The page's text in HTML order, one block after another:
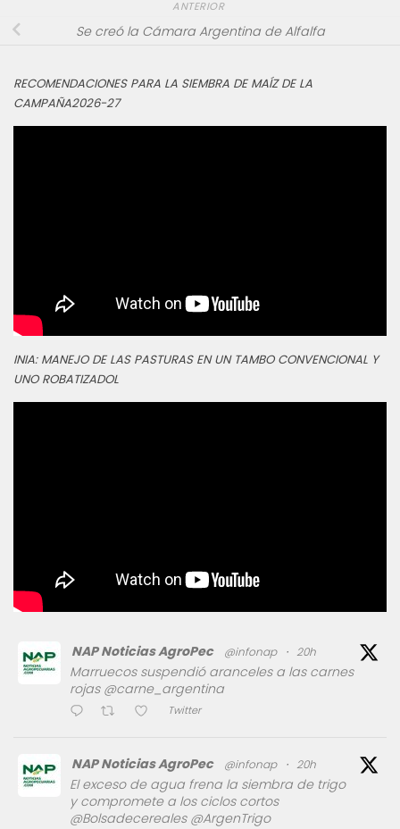
ANTERIOR
Se creó la Cámara Argentina de Alfalfa
RECOMENDACIONES PARA LA SIEMBRA DE MAÍZ DE LA
CAMPAÑA2026-27
INIA: MANEJO DE LAS PASTURAS EN UN TAMBO CONVENCIONAL Y
UNO ROBATIZADOL
NAP Noticias AgroPec @infonap · 20h
Marruecos suspendió aranceles a las carnes
rojas @carne_argentina
Twitter
NAP Noticias AgroPec @infonap · 20h
El exceso de agua frena la siembra de trigo
y compromete a los ciclos cortos
@Bolsadecereales @ArgenTrigo